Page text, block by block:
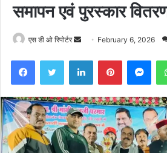
समापन एवं पुरस्कार
एस डी ओ रिपोर्टर
Send February 6, 2026
FacebookTwitter LinkedInPinterest